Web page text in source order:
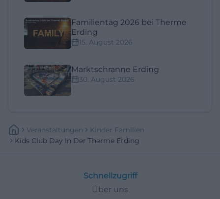
Familientag 2026 bei Therme
Erding
15. August 2026
Marktschranne Erding
30. August 2026
Veranstaltungen
Kinder Familien
Kids Club Day In Der Therme Erding
Schnellzugriff
Über uns